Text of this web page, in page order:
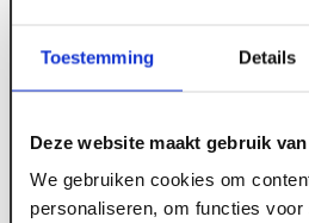
Toestemming Details
Deze website maakt gebruik
We gebruiken cookies om
personaliseren, om functies